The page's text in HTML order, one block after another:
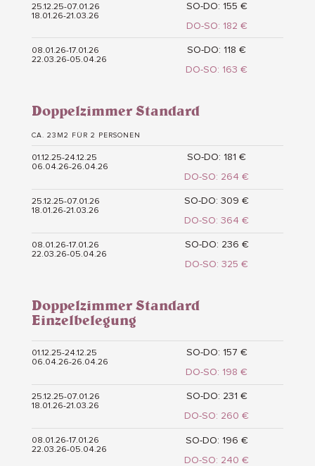
25.12.25-07.01.26
18.01.26-21.03.26
SO-DO: 155 €
DO-SO: 182 €
08.01.26-17.01.26
22.03.26-05.04.26
SO-DO: 118 €
DO-SO: 163 €
Doppelzimmer Standard
CA. 23M2 FÜR 2 PERSONEN
01.12.25-24.12.25
06.04.26-26.04.26
SO-DO: 181 €
DO-SO: 264 €
25.12.25-07.01.26
18.01.26-21.03.26
SO-DO: 309 €
DO-SO: 364 €
08.01.26-17.01.26
22.03.26-05.04.26
SO-DO: 236 €
DO-SO: 325 €
Doppelzimmer Standard
Einzelbelegung
01.12.25-24.12.25
06.04.26-26.04.26
SO-DO: 157 €
DO-SO: 198 €
25.12.25-07.01.26
18.01.26-21.03.26
SO-DO: 231 €
DO-SO: 260 €
08.01.26-17.01.26
22.03.26-05.04.26
SO-DO: 196 €
DO-SO: 240 €